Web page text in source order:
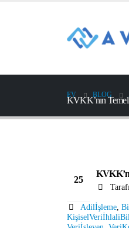
EV BLOG
KVKK’nın
25
Adilİşleme,